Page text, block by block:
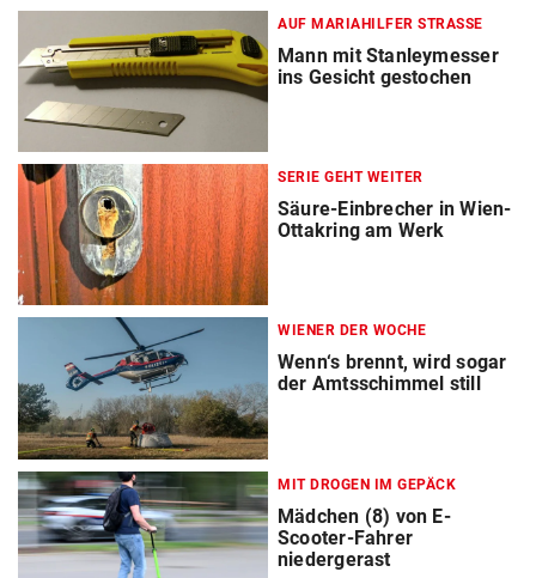
AUF MARIAHILFER STRASSE
Mann mit Stanleymesser
ins Gesicht gestochen
SERIE GEHT WEITER
Säure-Einbrecher in Wien-
Ottakring am Werk
WIENER DER WOCHE
Wenn‘s brennt, wird sogar
der Amtsschimmel still
MIT DROGEN IM GEPÄCK
Mädchen (8) von E-
Scooter-Fahrer
niedergerast